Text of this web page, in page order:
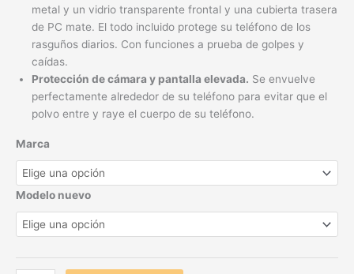
metal y un vidrio transparente frontal y una cubierta trasera
de PC mate. El todo incluido protege su teléfono de los
rasguños diarios. Con funciones a prueba de golpes y
caídas.
Protección de cámara y pantalla elevada. Se envuelve
perfectamente alrededor de su teléfono para evitar que el
polvo entre y raye el cuerpo de su teléfono.
Marca
Modelo nuevo